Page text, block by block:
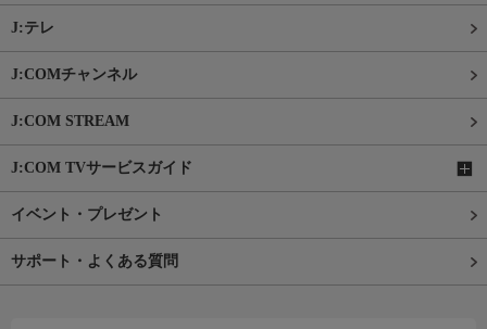
J:テレ
J:COMチャンネル
J:COM STREAM
J:COM TVサービスガイド
イベント・プレゼント
サポート・よくある質問